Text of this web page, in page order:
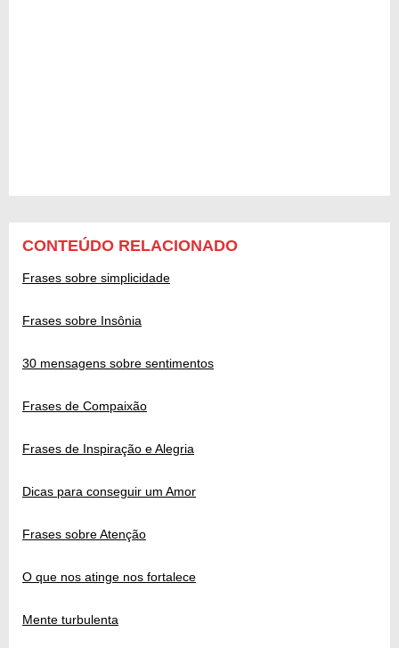
CONTEÚDO RELACIONADO
Frases sobre simplicidade
Frases sobre Insônia
30 mensagens sobre sentimentos
Frases de Compaixão
Frases de Inspiração e Alegria
Dicas para conseguir um Amor
Frases sobre Atenção
O que nos atinge nos fortalece
Mente turbulenta